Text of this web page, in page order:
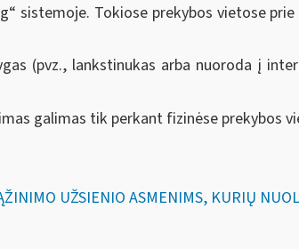
sistemoje. Tokiose prekybos vietose
(pvz., lankstinukas arba nuoroda į
galimas tik perkant fizinėse prekybos
UŽSIENIO ASMENIMS, KURIŲ